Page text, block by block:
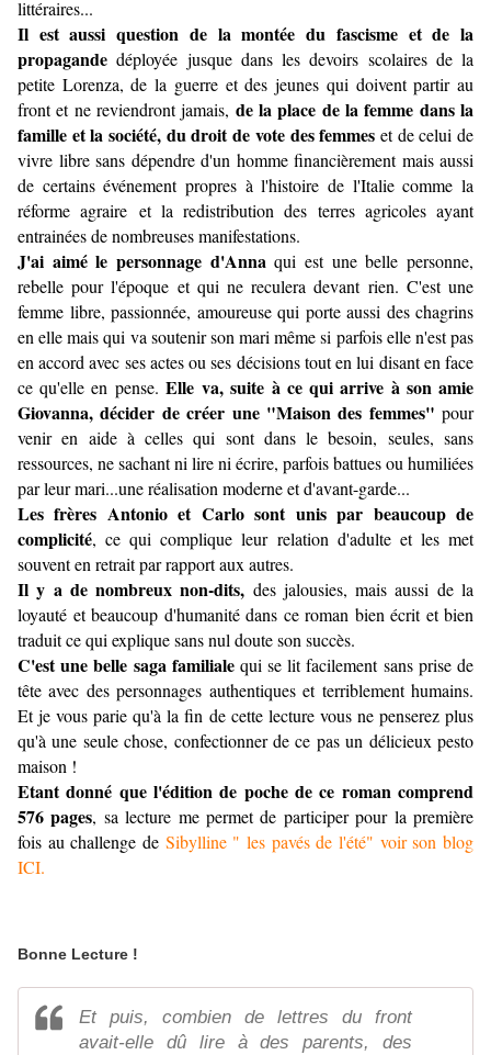
littéraires...
Il est aussi question de la montée du fascisme et de la
propagandedéployée jusque dans les devoirs scolaires de la
petite Lorenza, de la guerre et des jeunes qui doivent partir au
front et ne reviendront jamais, de la place de la femme dans la
famille et la société, du droit de vote des femmes et de celui de
vivre libre sans dépendre d'un homme financièrement mais aussi
de certains événement propres à l'histoire de l'Italie comme la
réforme agraire et la redistribution des terres agricoles ayant
entrainées de nombreuses manifestations.
J'ai aimé le personnage d'Annaqui est une belle personne,
rebelle pour l'époque et qui ne reculera devant rien. C'est une
femme libre, passionnée, amoureuse qui porte aussi des chagrins
en elle mais qui va soutenir son mari même si parfois elle n'est pas
en accord avec ses actes ou ses décisions tout en lui disant en face
ce qu'elle en pense. Elle va, suite à ce qui arrive à son amie
Giovanna, décider de créer une "Maison des femmes" pour
venir en aide à celles qui sont dans le besoin, seules, sans
ressources, ne sachant ni lire ni écrire, parfois battues ou humiliées
par leur mari...une réalisation moderne et d'avant-garde...
Les frères Antonio et Carlo sont unis par beaucoup de
complicité, ce qui complique leur relation d'adulte et les met
souvent en retrait par rapport aux autres.
Il y a de nombreux non-dits, des jalousies, mais aussi de la
loyauté et beaucoup d'humanité dans ce roman bien écrit et bien
traduit ce qui explique sans nul doute son succès.
C'est une belle saga familialequi se lit facilement sans prise de
tête avec des personnages authentiques et terriblement humains.
Et je vous parie qu'à la fin de cette lecture vous ne penserez plus
qu'à une seule chose, confectionner de ce pas un délicieux pesto
maison !
Etant donné que l'édition de poche de ce roman comprend
576 pages, sa lecture me permet de participer pour la première
fois au challenge de Sibylline " les pavés de l'été" voir son blog
ICI.
Bonne Lecture !
Et puis, combien de lettres du front
avait-elle dû lire à des parents, des